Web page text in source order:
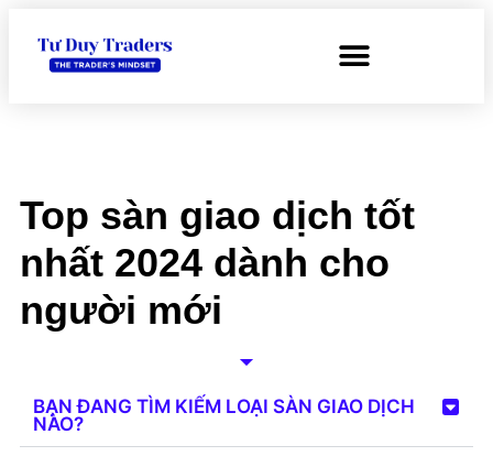
Top sàn giao dịch tốt
nhất 2024 dành cho
người mới
BẠN ĐANG TÌM KIẾM LOẠI SÀN GIAO DỊCH
NÀO?